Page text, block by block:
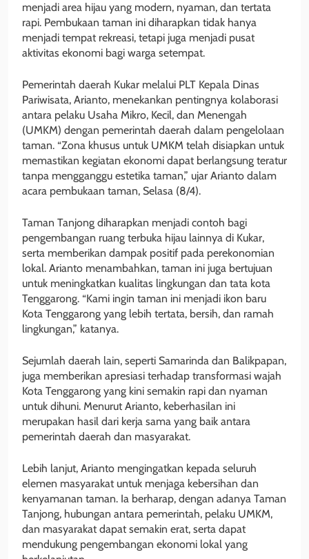
menjadi area hijau yang modern, nyaman, dan tertata
rapi. Pembukaan taman ini diharapkan tidak hanya
menjadi tempat rekreasi, tetapi juga menjadi pusat
aktivitas ekonomi bagi warga setempat.
Pemerintah daerah Kukar melalui PLT Kepala Dinas
Pariwisata, Arianto, menekankan pentingnya kolaborasi
antara pelaku Usaha Mikro, Kecil, dan Menengah
(UMKM) dengan pemerintah daerah dalam pengelolaan
taman. “Zona khusus untuk UMKM telah disiapkan untuk
memastikan kegiatan ekonomi dapat berlangsung teratur
tanpa mengganggu estetika taman,” ujar Arianto dalam
acara pembukaan taman, Selasa (8/4).
Taman Tanjong diharapkan menjadi contoh bagi
pengembangan ruang terbuka hijau lainnya di Kukar,
serta memberikan dampak positif pada perekonomian
lokal. Arianto menambahkan, taman ini juga bertujuan
untuk meningkatkan kualitas lingkungan dan tata kota
Tenggarong. “Kami ingin taman ini menjadi ikon baru
Kota Tenggarong yang lebih tertata, bersih, dan ramah
lingkungan,” katanya.
Sejumlah daerah lain, seperti Samarinda dan Balikpapan,
juga memberikan apresiasi terhadap transformasi wajah
Kota Tenggarong yang kini semakin rapi dan nyaman
untuk dihuni. Menurut Arianto, keberhasilan ini
merupakan hasil dari kerja sama yang baik antara
pemerintah daerah dan masyarakat.
Lebih lanjut, Arianto mengingatkan kepada seluruh
elemen masyarakat untuk menjaga kebersihan dan
kenyamanan taman. Ia berharap, dengan adanya Taman
Tanjong, hubungan antara pemerintah, pelaku UMKM,
dan masyarakat dapat semakin erat, serta dapat
mendukung pengembangan ekonomi lokal yang